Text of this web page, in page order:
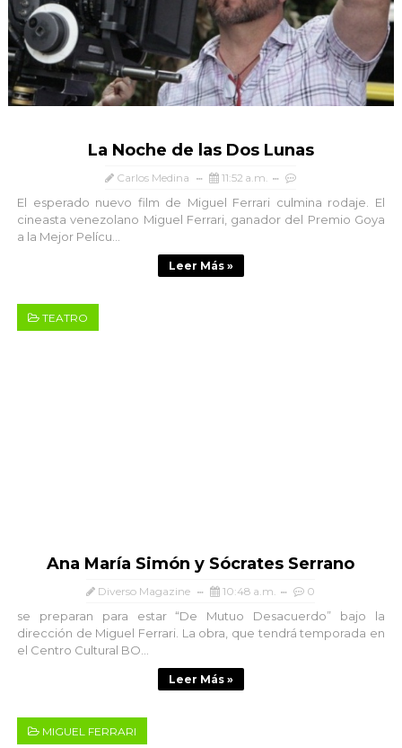
La Noche de las Dos Lunas
Carlos Medina 11:52 a.m.
El esperado nuevo film de Miguel Ferrari culmina rodaje. El
cineasta venezolano Miguel Ferrari, ganador del Premio Goya
a la Mejor Pelícu...
Leer Más »
TEATRO
Ana María Simón y Sócrates Serrano
Diverso Magazine 10:48 a.m. 0
se preparan para estar “De Mutuo Desacuerdo” bajo la
dirección de Miguel Ferrari. La obra, que tendrá temporada en
el Centro Cultural BO...
Leer Más »
MIGUEL FERRARI